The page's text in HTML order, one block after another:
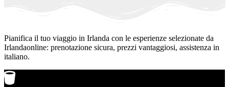
Pianifica il tuo viaggio in Irlanda con le esperienze selezionate da
Irlandaonline: prenotazione sicura, prezzi vantaggiosi, assistenza in
italiano.